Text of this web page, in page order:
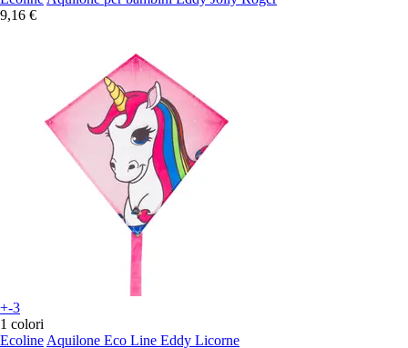
9,16 €
+-3
1 colori
Ecoline Aquilone Eco Line Eddy Licorne